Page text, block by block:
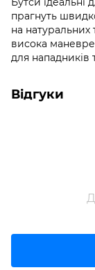
прагнуть
на натуральних
висока
для нападників
Відгуки